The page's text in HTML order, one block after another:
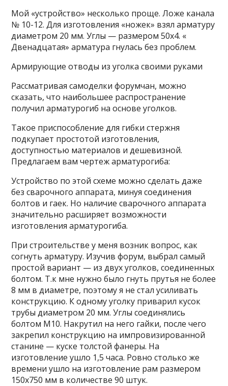
Мой «устройство» несколько проще. Ложе канала
№ 10-12. Для изготовления «ножек» взял арматуру
диаметром 20 мм. Углы — размером 50х4. «
Двенадцатая» арматура гнулась без проблем.
Армирующие отводы из уголка своими руками
Рассматривая самоделки форумчан, можно
сказать, что наибольшее распространение
получил арматурогиб на основе уголков.
Такое приспособление для гибки стержня
подкупает простотой изготовления,
доступностью материалов и дешевизной.
Предлагаем вам чертеж арматурогиба:
Устройство по этой схеме можно сделать даже
без сварочного аппарата, минуя соединения
болтов и гаек. Но наличие сварочного аппарата
значительно расширяет возможности
изготовления арматурогиба.
При строительстве у меня возник вопрос, как
согнуть арматуру. Изучив форум, выбрал самый
простой вариант — из двух уголков, соединенных
болтом. Т.к мне нужно было гнуть прутья не более
8 мм в диаметре, поэтому я не стал усиливать
конструкцию. К одному уголку приварил кусок
трубы диаметром 20 мм. Углы соединялись
болтом М10. Накрутил на него гайки, после чего
закрепил конструкцию на импровизированной
станине — куске толстой фанеры. На
изготовление ушло 1,5 часа. Ровно столько же
времени ушло на изготовление рам размером
150х750 мм в количестве 90 штук.